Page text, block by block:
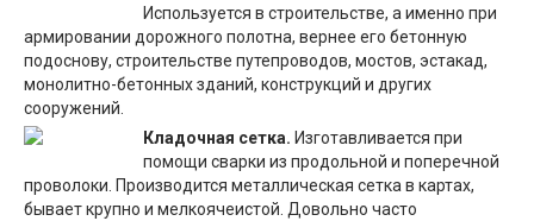
Используется в строительстве, а именно при
армировании дорожного полотна, вернее его бетонную
подоснову, строительстве путепроводов, мостов, эстакад,
монолитно-бетонных зданий, конструкций и других
сооружений.
Кладочная сетка. Изготавливается при
помощи сварки из продольной и поперечной
проволоки. Производится металлическая сетка в картах,
бывает крупно и мелкоячеистой. Довольно часто